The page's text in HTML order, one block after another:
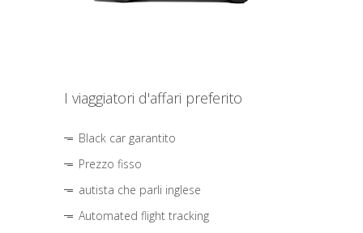
I viaggiatori d'affari preferito
Black car garantito
Prezzo fisso
autista che parli inglese
Automated flight tracking